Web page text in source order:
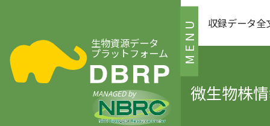
MENU
生物資源データ
プラットフォーム
MANAGED by
収録データ全
微生物株